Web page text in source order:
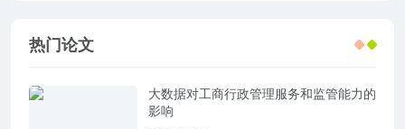
热门论文
大数据对工商行政管理服务和监管能力的
影响